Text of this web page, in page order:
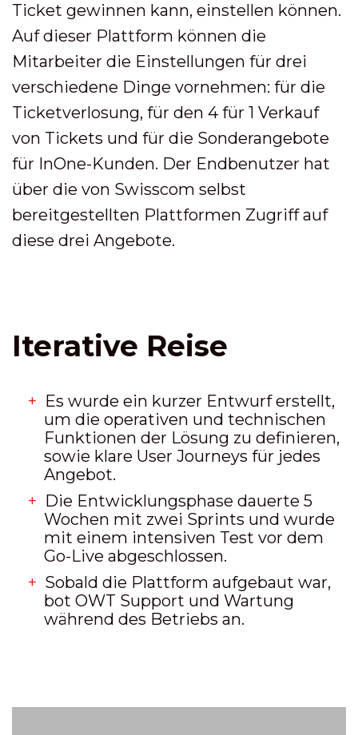
Ticket gewinnen kann, einstellen können.
Auf dieser Plattform können die
Mitarbeiter die Einstellungen für drei
verschiedene Dinge vornehmen: für die
Ticketverlosung, für den 4 für 1 Verkauf
von Tickets und für die Sonderangebote
für InOne-Kunden. Der Endbenutzer hat
über die von Swisscom selbst
bereitgestellten Plattformen Zugriff auf
diese drei Angebote.
Iterative Reise
Es wurde ein kurzer Entwurf erstellt,
um die operativen und technischen
Funktionen der Lösung zu definieren,
sowie klare User Journeys für jedes
Angebot.
Die Entwicklungsphase dauerte 5
Wochen mit zwei Sprints und wurde
mit einem intensiven Test vor dem
Go-Live abgeschlossen.
Sobald die Plattform aufgebaut war,
bot OWT Support und Wartung
während des Betriebs an.